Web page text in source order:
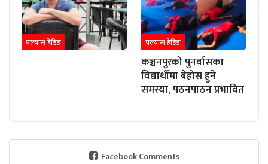
फ्ल्यास हेडिङ फ्ल्यास हेडिङ
कञ्चनपुरको पुनर्वासका
विद्यार्थीमा बेहोस हुने
समस्या, पठनपाठन प्रभावित
Facebook Comments